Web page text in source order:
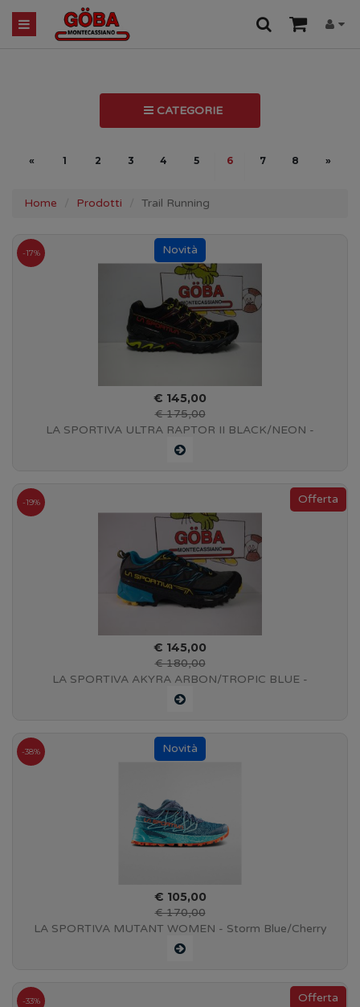
CATEGORIE
« 1 2 3 4 5 6 7 8 »
Home Prodotti Trail Running
-17%
€ 145,00
€ 175,00
LA SPORTIVA ULTRA RAPTOR II BLACK/NEON -
#46M999720
-19%
€ 145,00
€ 180,00
LA SPORTIVA AKYRA ARBON/TROPIC BLUE -
36D900614
-38%
€ 105,00
€ 170,00
LA SPORTIVA MUTANT WOMEN - Storm Blue/Cherry
Tomato - #56G639322
-33%